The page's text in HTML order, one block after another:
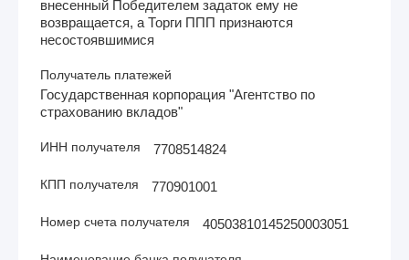
внесенный Победителем задаток ему не
возвращается, а Торги ППП признаются
несостоявшимися
Получатель платежей
Государственная корпорация "Агентство по
страхованию вкладов"
ИНН получателя 7708514824
КПП получателя 770901001
Номер счета получателя 40503810145250003051